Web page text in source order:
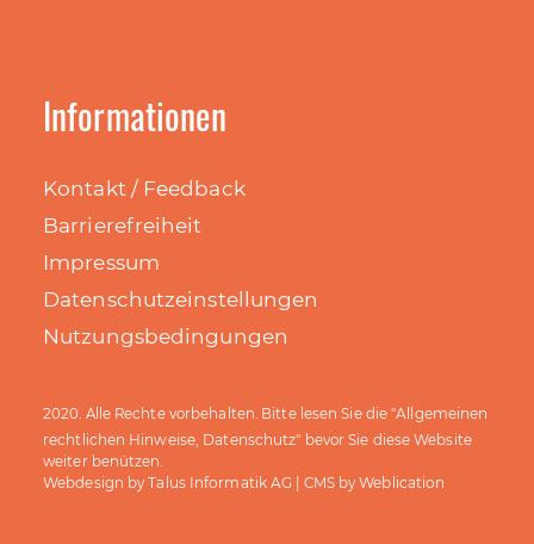
Informationen
Kontakt / Feedback
Barrierefreiheit
Impressum
Datenschutzeinstellungen
Nutzungsbedingungen
2020. Alle Rechte vorbehalten. Bitte lesen Sie die "Allgemeinen
rechtlichen Hinweise, Datenschutz" bevor Sie diese Website
weiter benützen.
Webdesign byTalus Informatik AG | CMS byWeblication